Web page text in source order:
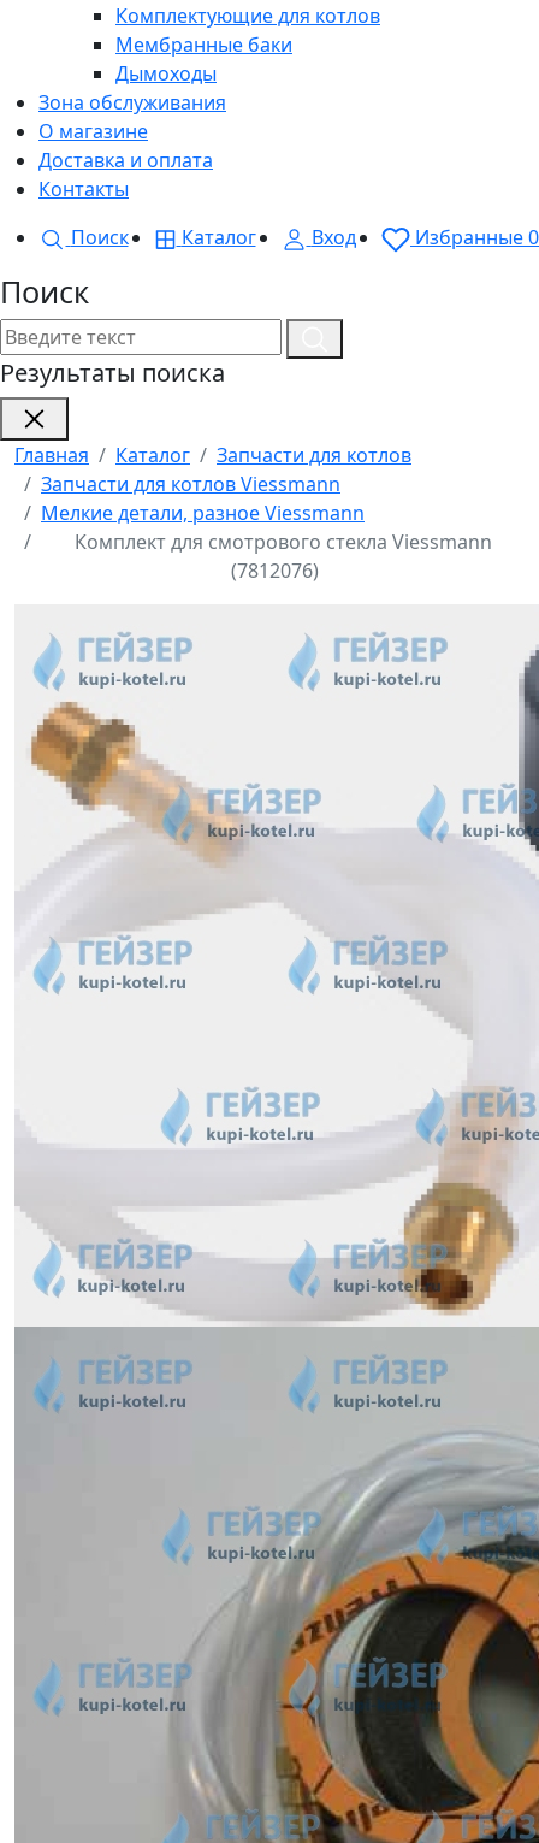
Комплектующие для котлов
Мембранные баки
Дымоходы
Зона обслуживания
О магазине
Доставка и оплата
Контакты
Поиск
Каталог Вход Избранные0
Поиск
Результаты поиска
Главная Каталог
Запчасти для котлов
Запчасти для котлов Viessmann
Мелкие детали, разное Viessmann
Комплект для смотрового стекла Viessmann
(7812076)